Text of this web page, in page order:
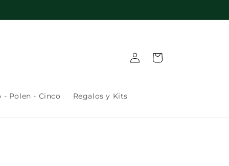
- Polen - Cinco Regalos y Kits
Iniciar
sesión
Carrito